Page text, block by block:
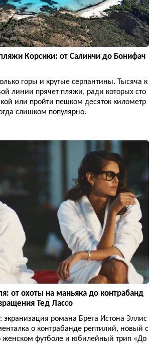
Корсики: от Салинчи до Бонифач
горы и крутые серпантины. Тысяча к
линии прячет пляжи, ради которых сто
или пройти пешком десяток километр
слишком популярно.
от охоты на маньяка до контрабанд
Тед Лассо
экранизация романа Брета Истона Эллис
о контрабанде рептилий, новый с
женском футболе и юбилейный трип «До